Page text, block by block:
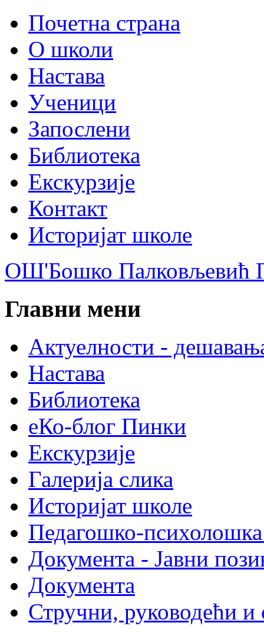
Почетна страна
О школи
Настава
Ученици
Запослени
Библиотека
Екскурзије
Контакт
Историјат школе
ОШ'Бошко Палковљевић
Главни мени
Актуелности -
Настава
Библиотека
еКо-блог Пинки
Екскурзије
Галерија слика
Историјат школе
Педагошко-психолошка
Документа - Јавни
Документа
Стручни, руководећи и